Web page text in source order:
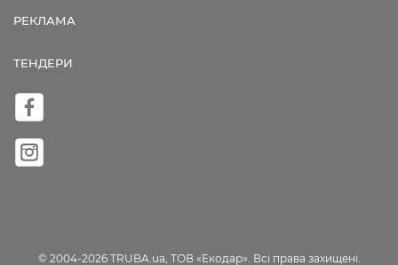
РЕКЛАМА
ТЕНДЕРИ
© 2004-2026 TRUBA.ua, ТОВ «Екодар». Всі права захищені.